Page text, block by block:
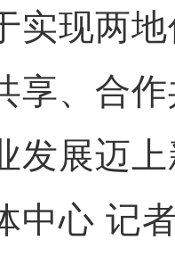
实现两
享、合
发展迈
中心 记